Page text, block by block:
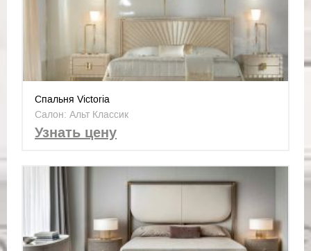
Спальня Victoria
Салон: Альт Классик
Узнать цену